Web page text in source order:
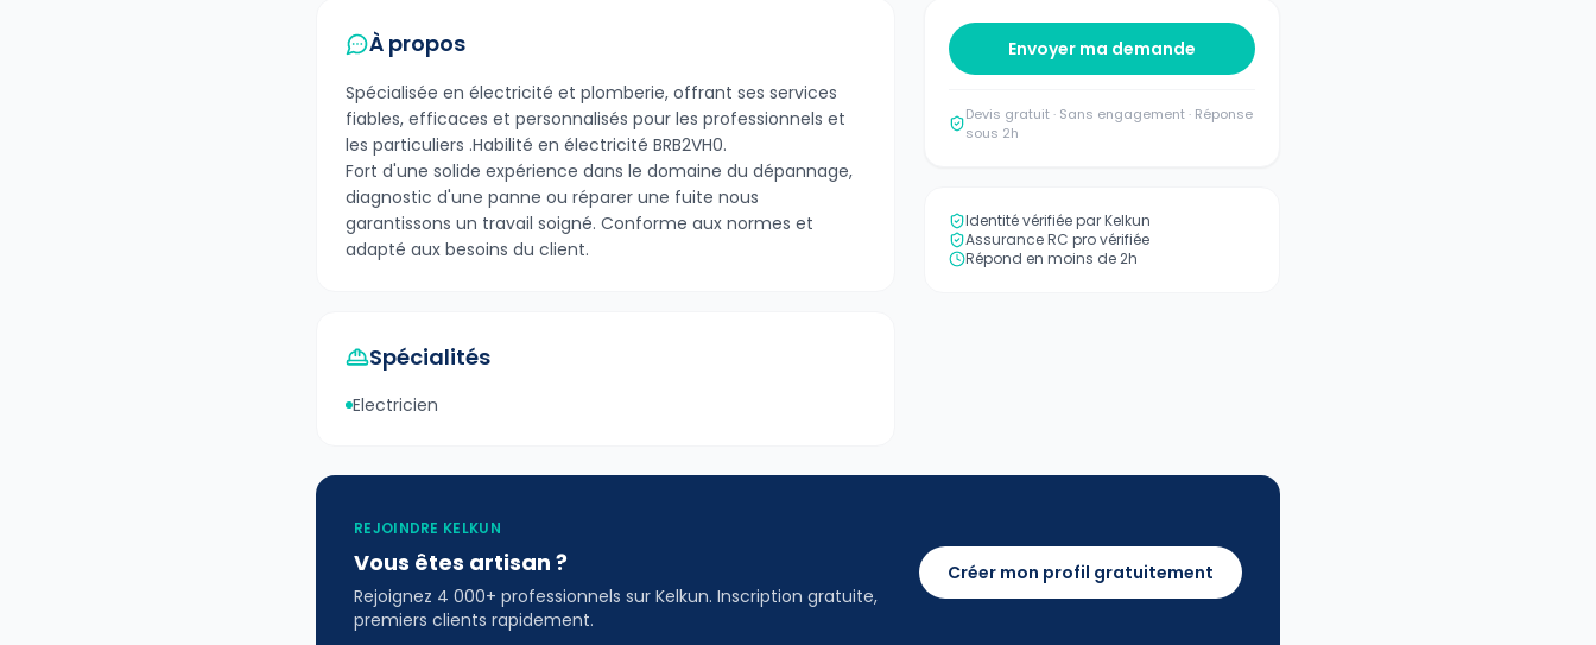
À propos
Spécialisée en électricité et plomberie, offrant ses services
fiables, efficaces et personnalisés pour les professionnels et
les particuliers .Habilité en électricité BRB2VH0.
Fort d'une solide expérience dans le domaine du dépannage,
diagnostic d'une panne ou réparer une fuite nous
garantissons un travail soigné. Conforme aux normes et
adapté aux besoins du client.
Spécialités
Electricien
Envoyer ma demande
Devis gratuit · Sans engagement · Réponse
sous 2h
Identité vérifiée par Kelkun
Assurance RC pro vérifiée
Répond en moins de 2h
REJOINDRE KELKUN
Vous êtes artisan ?
Rejoignez 4 000+ professionnels sur Kelkun. Inscription gratuite,
premiers clients rapidement.
Créer mon profil gratuitement